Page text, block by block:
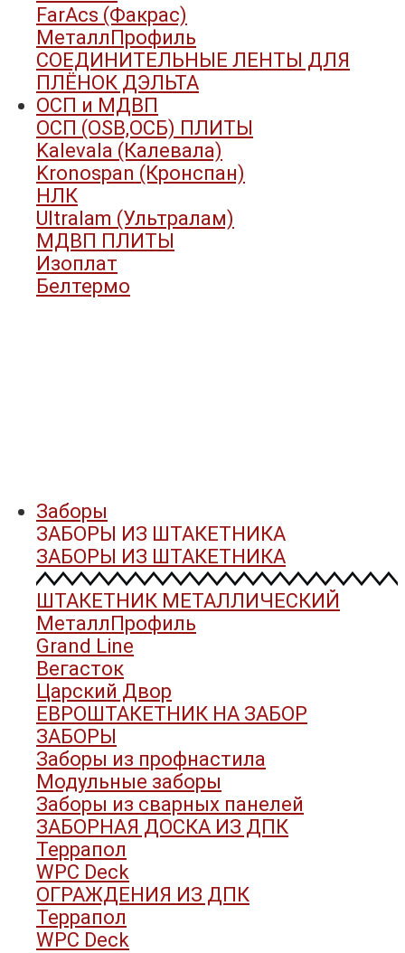
FarAcs (Факрас)
МеталлПрофиль
СОЕДИНИТЕЛЬНЫЕ ЛЕНТЫ ДЛЯ
ПЛЁНОК ДЭЛЬТА
ОСП и МДВП
ОСП (OSB,ОСБ) ПЛИТЫ
Kalevala (Калевала)
Kronospan (Кронспан)
НЛК
Ultralam (Ультралам)
МДВП ПЛИТЫ
Изоплат
Белтермо
Заборы
ЗАБОРЫ ИЗ ШТАКЕТНИКА
ЗАБОРЫ ИЗ ШТАКЕТНИКА
ШТАКЕТНИК МЕТАЛЛИЧЕСКИЙ
МеталлПрофиль
Grand Line
Вегасток
Царский Двор
ЕВРОШТАКЕТНИК НА ЗАБОР
ЗАБОРЫ
Заборы из профнастила
Модульные заборы
Заборы из сварных панелей
ЗАБОРНАЯ ДОСКА ИЗ ДПК
Террапол
WPC Deck
ОГРАЖДЕНИЯ ИЗ ДПК
Террапол
WPC Deck